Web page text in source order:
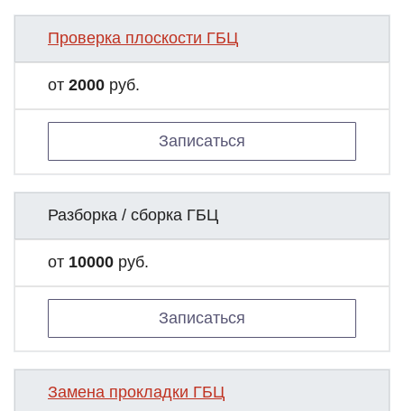
Проверка плоскости ГБЦ
от 2000 руб.
Записаться
Разборка / сборка ГБЦ
от 10000 руб.
Записаться
Замена прокладки ГБЦ